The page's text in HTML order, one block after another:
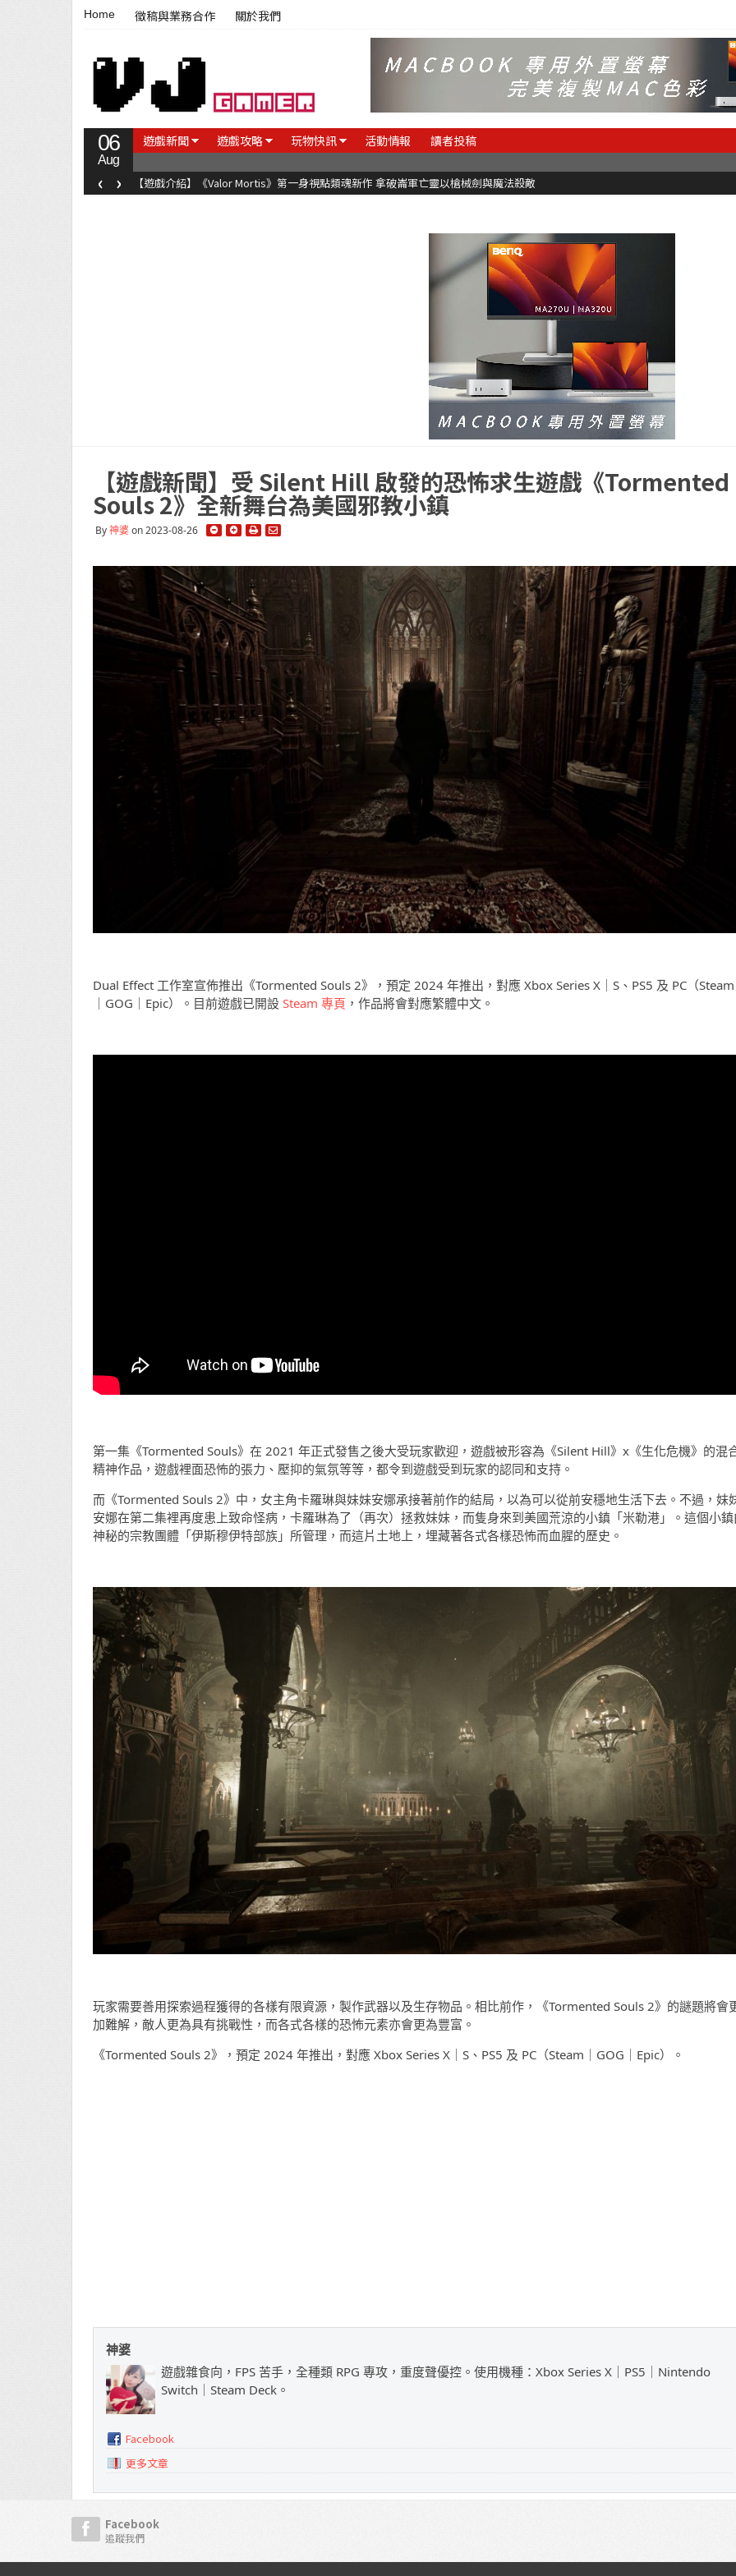
Home 徵稿與業務合作 關於我們
06
Aug
遊戲新聞 遊戲攻略 玩物快訊 活動情報 讀者投稿
【遊戲介紹】《Valor Mortis》第一身視點類魂新作 拿破崙軍亡靈以槍械劍與魔法殺敵
‹ ›
【遊戲新聞】受 Silent Hill 啟發的恐怖求生遊戲《Tormented
Souls 2》全新舞台為美國邪教小鎮
By神婆on 2023-08-26
Dual Effect 工作室宣佈推出《Tormented Souls 2》，預定 2024 年推出，對應 Xbox Series X｜S、PS5 及 PC（Steam
｜GOG｜Epic）。目前遊戲已開設 Steam 專頁 ，作品將會對應繁體中文。
第一集《Tormented Souls》在 2021 年正式發售之後大受玩家歡迎，遊戲被形容為《Silent Hill》x《生化危機》的混
精神作品，遊戲裡面恐怖的張力、壓抑的氣氛等等，都令到遊戲受到玩家的認同和支持。
而《Tormented Souls 2》中，女主角卡羅琳與妹妹安娜承接著前作的結局，以為可以從前安穩地生活下去。不過，妹
安娜在第二集裡再度患上致命怪病，卡羅琳為了（再次）拯救妹妹，而隻身來到美國荒涼的小鎮「米勒港」。這個小
神秘的宗教團體「伊斯穆伊特部族」所管理，而這片土地上，埋藏著各式各樣恐怖而血腥的歷史。
玩家需要善用探索過程獲得的各樣有限資源，製作武器以及生存物品。相比前作，《Tormented Souls 2》的謎題將會
加難解，敵人更為具有挑戰性，而各式各樣的恐怖元素亦會更為豐富。
《Tormented Souls 2》，預定 2024 年推出，對應 Xbox Series X｜S、PS5 及 PC（Steam｜GOG｜Epic）。
神婆
遊戲雜食向，FPS 苦手，全種類 RPG 專攻，重度聲優控。使用機種：Xbox Series X｜PS5｜Nintendo
Switch｜Steam Deck。
Facebook
更多文章
Facebook
追蹤我們